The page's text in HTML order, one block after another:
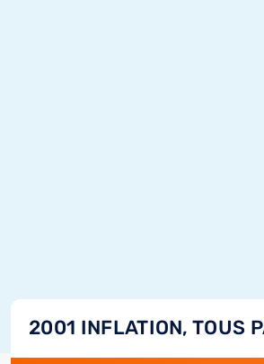
2001 INFLATION, TOUS